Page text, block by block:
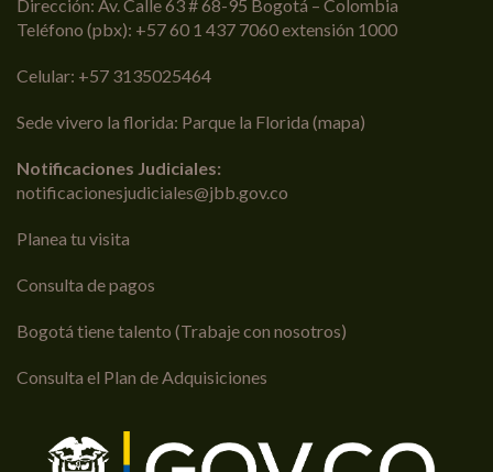
Dirección: Av. Calle 63 # 68-95 Bogotá – Colombia
Teléfono (pbx): +57 60 1 437 7060 extensión 1000
Celular: +57 3135025464
Sede vivero la florida: Parque la Florida (mapa)
Notificaciones Judiciales:
notificacionesjudiciales@jbb.gov.co
Planea tu visita
Consulta de pagos
Bogotá tiene talento (Trabaje con nosotros)
Consulta el Plan de Adquisiciones